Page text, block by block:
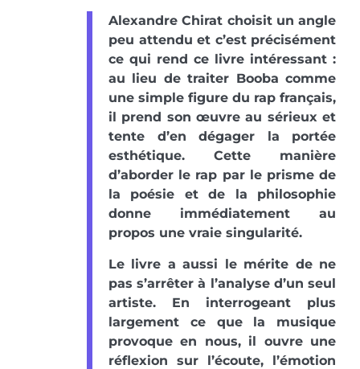
Alexandre Chirat choisit un angle
peu attendu et c’est précisément
ce qui rend ce livre intéressant :
au lieu de traiter Booba comme
une simple figure du rap français,
il prend son œuvre au sérieux et
tente d’en dégager la portée
esthétique. Cette manière
d’aborder le rap par le prisme de
la poésie et de la philosophie
donne immédiatement au
propos une vraie singularité.
Le livre a aussi le mérite de ne
pas s’arrêter à l’analyse d’un seul
artiste. En interrogeant plus
largement ce que la musique
provoque en nous, il ouvre une
réflexion sur l’écoute, l’émotion